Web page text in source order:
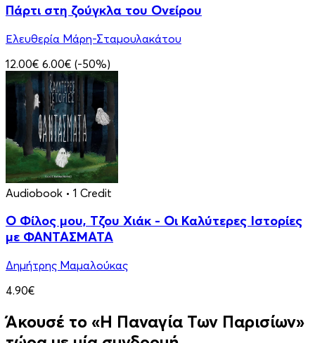
Πάρτι στη ζούγκλα του Ονείρου
Ελευθερία Μάρη-Σταμουλακάτου
12.00€ 6.00€ (-50%)
Audiobook • 1 Credit
Ο Φίλος μου, Τζου Χιάκ - Οι Καλύτερες Ιστορίες
με ΦΑΝΤΑΣΜΑΤΑ
Δημήτρης Μαμαλούκας
4.90€
Άκουσέ το «Η Παναγία Των Παρισίων»